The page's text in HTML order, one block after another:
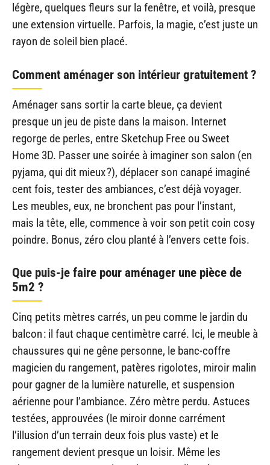
légère, quelques fleurs sur la fenêtre, et voilà, presque
une extension virtuelle. Parfois, la magie, c’est juste un
rayon de soleil bien placé.
Comment aménager son intérieur gratuitement ?
Aménager sans sortir la carte bleue, ça devient
presque un jeu de piste dans la maison. Internet
regorge de perles, entre Sketchup Free ou Sweet
Home 3D. Passer une soirée à imaginer son salon (en
pyjama, qui dit mieux ?), déplacer son canapé imaginé
cent fois, tester des ambiances, c’est déjà voyager.
Les meubles, eux, ne bronchent pas pour l’instant,
mais la tête, elle, commence à voir son petit coin cosy
poindre. Bonus, zéro clou planté à l’envers cette fois.
Que puis-je faire pour aménager une pièce de
5m2 ?
Cinq petits mètres carrés, un peu comme le jardin du
balcon : il faut chaque centimètre carré. Ici, le meuble à
chaussures qui ne gêne personne, le banc-coffre
magicien du rangement, patères rigolotes, miroir malin
pour gagner de la lumière naturelle, et suspension
aérienne pour l’ambiance. Zéro mètre perdu. Astuces
testées, approuvées (le miroir donne carrément
l’illusion d’un terrain deux fois plus vaste) et le
rangement devient presque un loisir. Même les